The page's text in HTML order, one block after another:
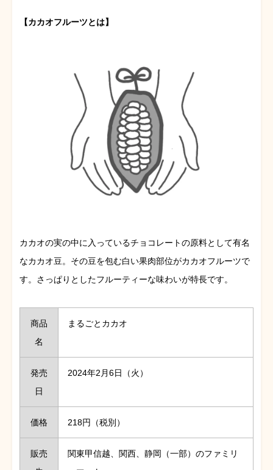
【カカオフルーツとは】
カカオの実の中に入っているチョコレートの原料として有名
なカカオ豆。その豆を包む白い果肉部位がカカオフルーツで
す。さっぱりとしたフルーティーな味わいが特長です。
商品
名
まるごとカカオ
発売
日
2024年2月6日（火）
価格 218円（税別）
販売
関東甲信越、関西、静岡（一部）のファミリ